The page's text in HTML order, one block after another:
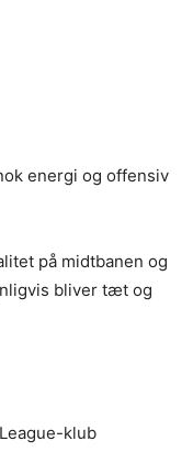
energi og offensiv
på midtbanen og
bliver tæt og
klub